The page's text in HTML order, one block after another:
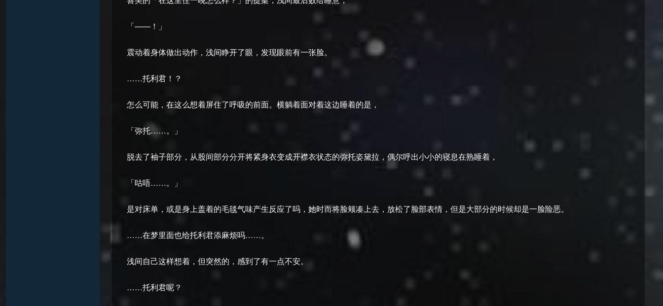
「——！」
震动着身体做出动作，浅间睁开了眼，发现眼前有一张脸。
……托利君！？
怎么可能，在这么想着屏住了呼吸的前面。横躺着面对着这边睡着的是，
「弥托……。」
脱去了袖子部分，从股间部分分开将紧身衣变成开襟衣状态的弥托姿黛拉，偶尔呼出小小的寝息在熟睡着，
「咕唔……。」
是对床单，或是身上盖着的毛毯气味产生反应了吗，她时而将脸颊凑上去，放松了脸部表情，但是大部分的时候却是一脸险恶。
……在梦里面也给托利君添麻烦吗……。
浅间自己这样想着，但突然的，感到了有一点不安。
……托利君呢？